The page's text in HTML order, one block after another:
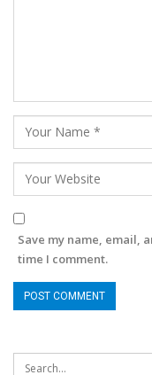
Save my name, email,
time I comment.